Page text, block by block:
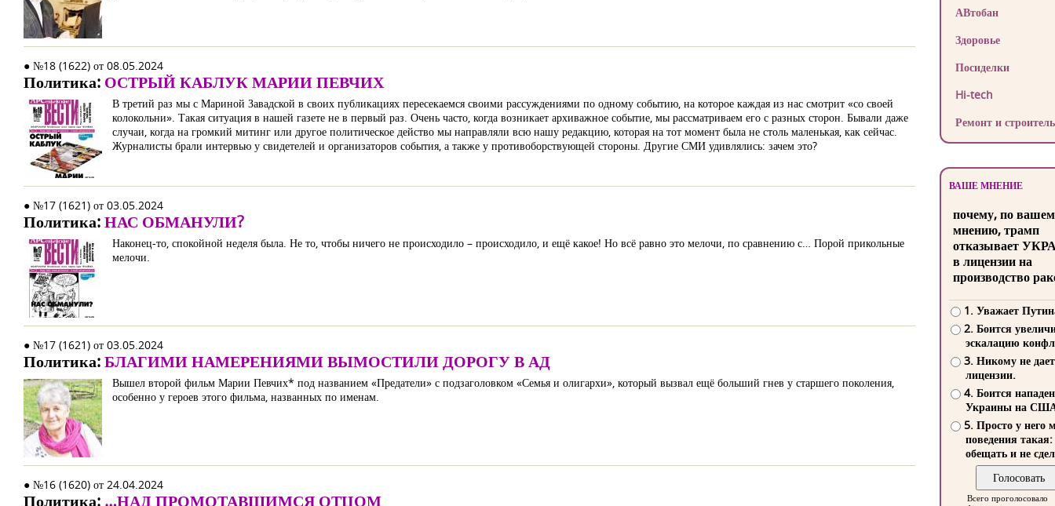
● №18 (1622) от 08.05.2024
Политика: ОСТРЫЙ КАБЛУК МАРИИ ПЕВЧИХ
В третий раз мы с Мариной Завадской в своих публикациях пересекаемся своими рассуждениями по одному событию, на которое каждая из нас смотрит «со своей
колокольни». Такая ситуация в нашей газете не в первый раз. Очень часто, когда возникает архиважное событие, мы рассматриваем его с разных сторон. Бывали даже
случаи, когда на громкий митинг или другое политическое действо мы направляли всю нашу редакцию, которая на тот момент была не столь маленькая, как сейчас.
Журналисты брали интервью у свидетелей и организаторов события, а также у противоборствующей стороны. Другие СМИ удивлялись: зачем это?
● №17 (1621) от 03.05.2024
Политика:НАС ОБМАНУЛИ?
Наконец-то, спокойной неделя была. Не то, чтобы ничего не происходило – происходило, и ещё какое! Но всё равно это мелочи, по сравнению с… Порой прикольные
мелочи.
● №17 (1621) от 03.05.2024
Политика:БЛАГИМИ НАМЕРЕНИЯМИ ВЫМОСТИЛИ ДОРОГУ В АД
Вышел второй фильм Марии Певчих* под названием «Предатели» с подзаголовком «Семья и олигархи», который вызвал ещё больший гнев у старшего поколения,
особенно у героев этого фильма, названных по именам.
● №16 (1620) от 24.04.2024
Политика: …НАД ПРОМОТАВШИМСЯ ОТЦОМ
АВтобан
Здоровье
Посиделки
Hi-tech
Ремонт и
ВАШЕ МНЕНИЕ
почему, по
мнению, трамп
отказывает
в лицензии на
производство
1. Уважает
2. Боится
эскалацию
3. Никому не
лицензии.
4. Боится
Украины на
5. Просто у него
поведения такая:
обещать и не
Всего проголосовало